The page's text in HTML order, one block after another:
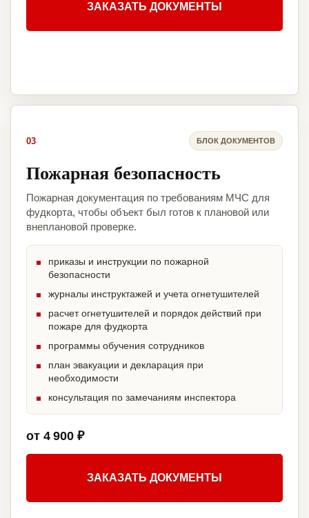
ЗАКАЗАТЬ ДОКУМЕНТЫ
03 БЛОК ДОКУМЕНТОВ
Пожарная безопасность
Пожарная документация по требованиям МЧС для
фудкорта, чтобы объект был готов к плановой или
внеплановой проверке.
приказы и инструкции по пожарной
безопасности
журналы инструктажей и учета огнетушителей
расчет огнетушителей и порядок действий при
пожаре для фудкорта
программы обучения сотрудников
план эвакуации и декларация при
необходимости
консультация по замечаниям инспектора
от 4 900 ₽
ЗАКАЗАТЬ ДОКУМЕНТЫ